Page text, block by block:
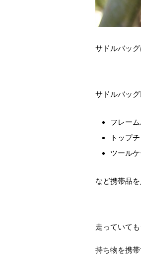
サドルバッ
サドルバッ
フレー
トップ
ツール
など携帯品
走っていて
持ち物を携